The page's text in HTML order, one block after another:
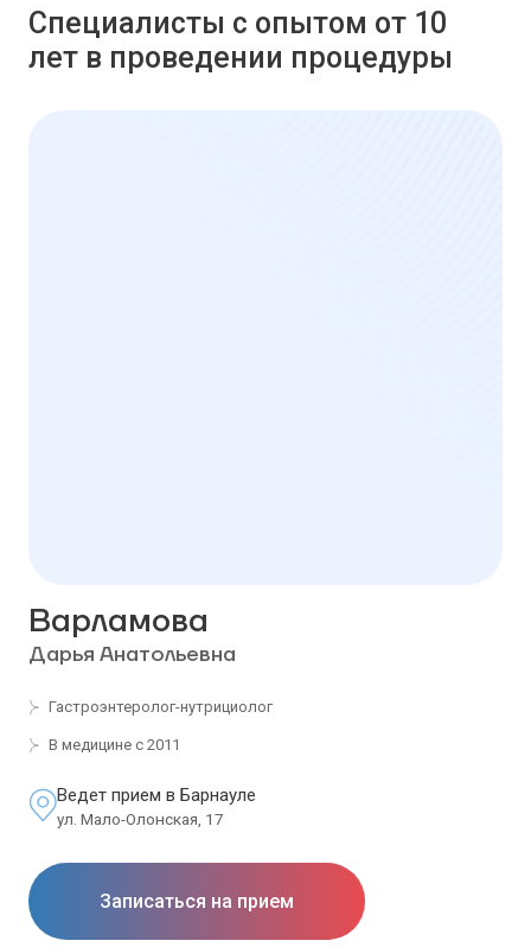
Специалисты с опытом от 10
лет в проведении процедуры
Варламова
Дарья Анатольевна
Гастроэнтеролог-нутрициолог
В медицине с 2011
Ведет прием в Барнауле
ул. Мало-Олонская, 17
Записаться на прием